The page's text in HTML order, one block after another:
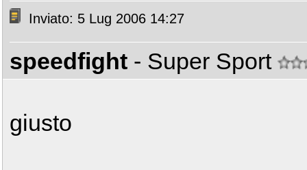
Inviato: 5 Lug 2006 14:27
speedfight - Super Sport
giusto